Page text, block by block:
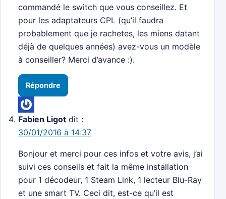
commandé le switch que vous conseillez. Et
pour les adaptateurs CPL (qu’il faudra
probablement que je rachetes, les miens datant
déjà de quelques années) avez-vous un modèle
à conseiller? Merci d’avance :).
Répondre
Fabien Ligot dit :
30/01/2016 à 14:37
Bonjour et merci pour ces infos et votre avis, j’ai
suivi ces conseils et fait la même installation
pour 1 décodeur, 1 Steam Link, 1 lecteur Blu-Ray
et une smart TV. Ceci dit, est-ce qu’il est